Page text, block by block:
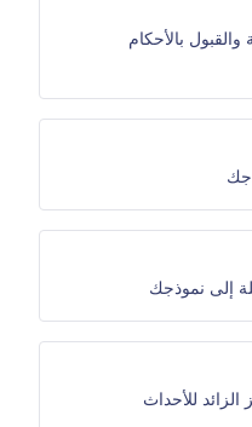
بالأحكام
إلى نموذجك
للأحداث